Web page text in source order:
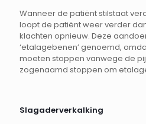
Wanneer de patiënt stilstaat
loopt de patiënt weer verder
klachten opnieuw. Deze
‘etalagebenen’ genoemd,
moeten stoppen vanwege de
zogenaamd stoppen om
Slagaderverkalking